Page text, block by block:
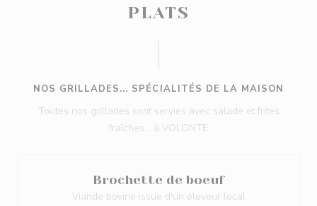
PLATS
NOS GRILLADES... SPÉCIALITÉS DE LA MAISON
Toutes nos grillades sont servies avec salade et frites
fraîches... à VOLONTE
Brochette de boeuf
Viande bovine issue d'un éleveur local